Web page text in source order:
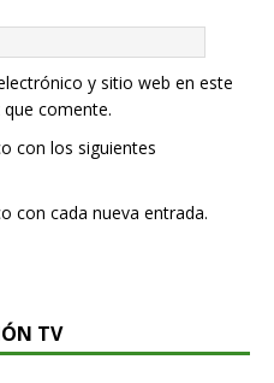
y sitio web en este
comente.
con los siguientes
con cada nueva entrada.
TV